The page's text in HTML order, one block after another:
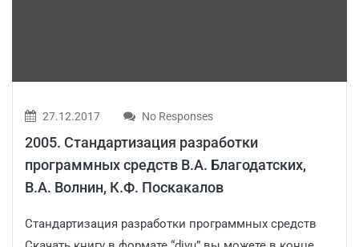
27.12.2017 No Responses
2005. Стандартизация разработки
программных средств В.А. Благодатских,
В.А. Волнин, К.Ф. Поскакалов
Стандартизация разработки программных средств